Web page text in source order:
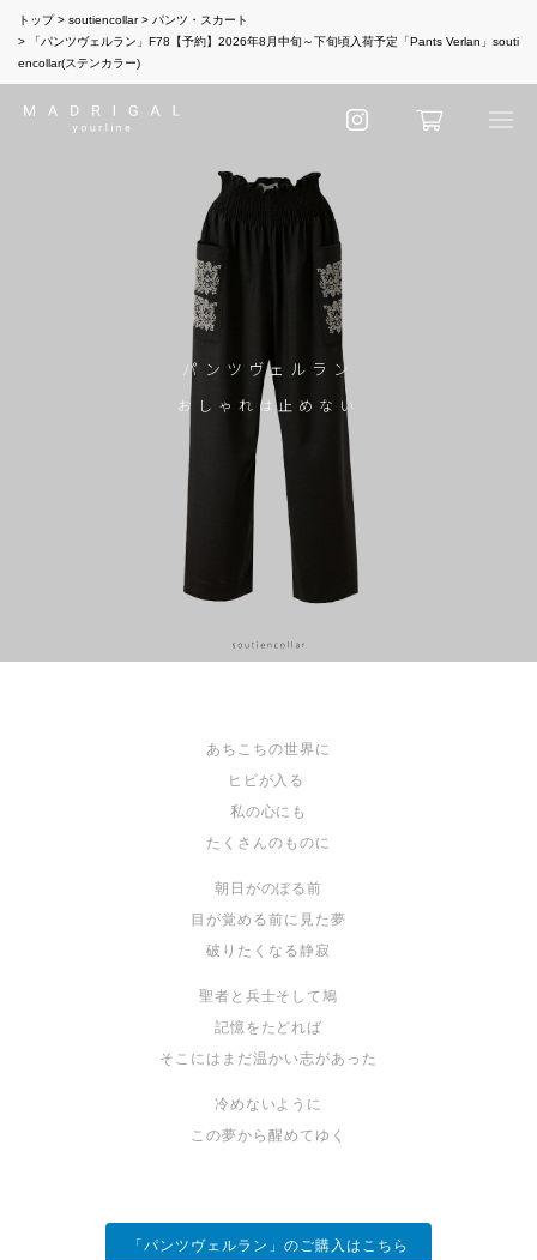
トップ soutiencollar
パンツ・スカート
「パンツヴェルラン」F78【予約】2026年8月中旬～下旬頃入荷予定「Pants Verlan」souti
encollar(ステンカラー)
パンツヴェルラン
おしゃれは止めない
あちこちの世界に
ヒビが入る
私の心にも
たくさんのものに
朝日がのぼる前
目が覚める前に見た夢
破りたくなる静寂
聖者と兵士そして鳩
記憶をたどれば
そこにはまだ温かい志があった
冷めないように
この夢から醒めてゆく
「パンツヴェルラン」のご購入はこちら